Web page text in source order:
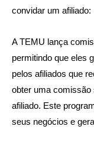
convidar um afiliado:
A TEMU lança
permitindo que eles
pelos afiliados que
obter uma comissão
afiliado. Este
seus negócios e